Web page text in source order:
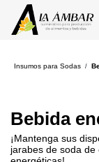
Skip to
main
content
Insumos para Sodas /
Bebida
¡Mantenga sus
jarabes de soda